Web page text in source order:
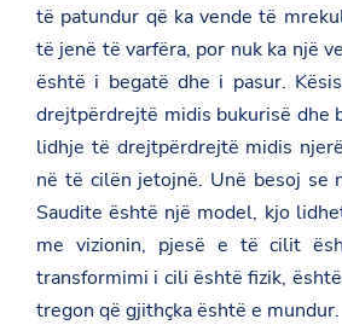
të patundur që ka vende të
të jenë të varfëra, por nuk ka një
është i begatë dhe i pasur.
drejtpërdrejtë midis bukurisë dhe
lidhje të drejtpërdrejtë midis
në të cilën jetojnë. Unë besoj se
Saudite është një model, kjo
me vizionin, pjesë e të cilit
transformimi i cili është fizik,
tregon që gjithçka është e mundur.